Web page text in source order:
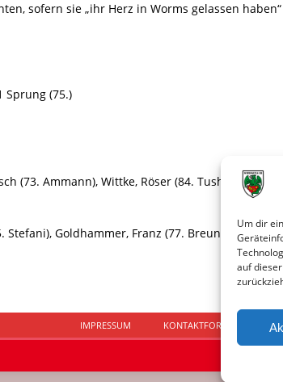
Um dir
auf
sofern sie „ihr Herz in Worms gelassen
Sprung (75.)
(73. Ammann), Wittke, Röser (84. Tusha) –
Goldhammer, Franz (77. Breunig), Popp –
IMPRESSUM KONTAKTFORMULAR